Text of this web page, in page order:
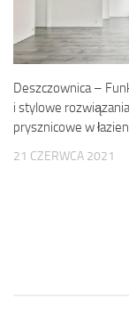
Deszczownica –
i stylowe rozwiązania
prysznicowe w
21 CZERWCA 2021